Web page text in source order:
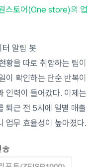
스토어(One store)의 업
알림 봇
황을 따로 취합하는 팀이
이 확인하는 단순 반복이
인력이 들어갔다. 이제는
퇴근 전 5시에 일별 매출
업무 효율성이 높아졌다.